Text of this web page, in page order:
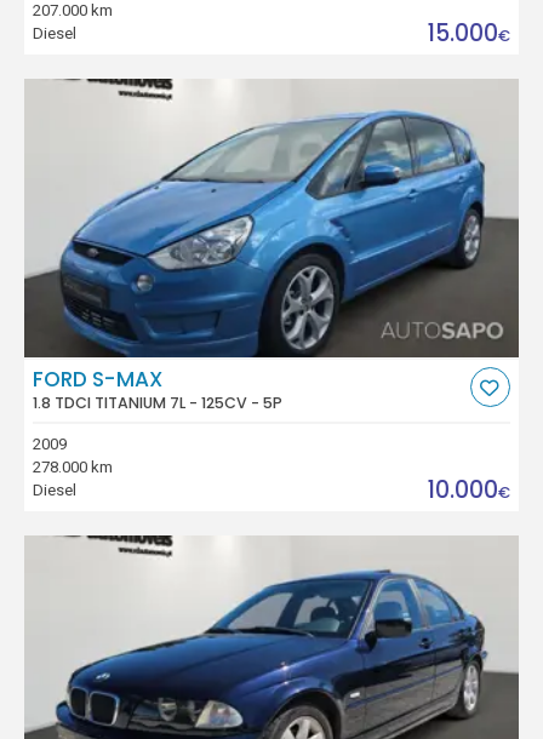
207.000 km
Diesel
15.000€
FORD S-MAX
1.8 TDCI TITANIUM 7L - 125CV - 5P
2009
278.000 km
Diesel
10.000€